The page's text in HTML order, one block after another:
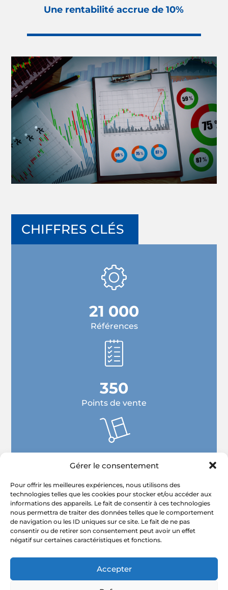
Gérer le consentement
Pour offrir les meilleures expériences, nous utilisons des
technologies telles que les cookies pour stocker et/ou accéder aux
informations des appareils. Le fait de consentir à ces technologies
nous permettra de traiter des données telles que le comportement
de navigation ou les ID uniques sur ce site. Le fait de ne pas
consentir ou de retirer son consentement peut avoir un effet
négatif sur certaines caractéristiques et fonctions.
Accepter
Une rentabilité accrue de 10%
CHIFFRES CLÉS
21 000
Références
350
Points de vente
50 000